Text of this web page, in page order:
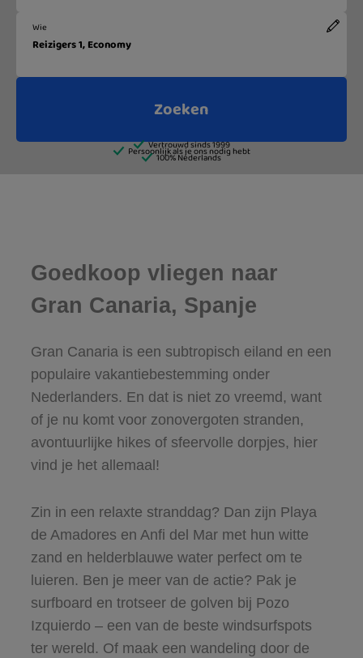
Goedkoop vliegen naar
Gran Canaria, Spanje
Gran Canaria is een subtropisch eiland en een
populaire vakantiebestemming onder
Nederlanders. En dat is niet zo vreemd, want
of je nu komt voor zonovergoten stranden,
avontuurlijke hikes of sfeervolle dorpjes, hier
vind je het allemaal!
Zin in een relaxte stranddag? Dan zijn Playa
de Amadores en Anfi del Mar met hun witte
zand en helderblauwe water perfect om te
luieren. Ben je meer van de actie? Pak je
surfboard en trotseer de golven bij Pozo
Izquierdo – een van de beste windsurfspots
ter wereld. Of maak een wandeling door de